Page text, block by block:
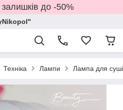
до -50%
Техніка Лампи Лампа для